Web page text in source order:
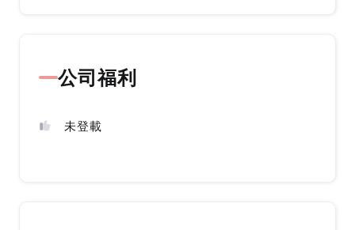
公司福利
未登載